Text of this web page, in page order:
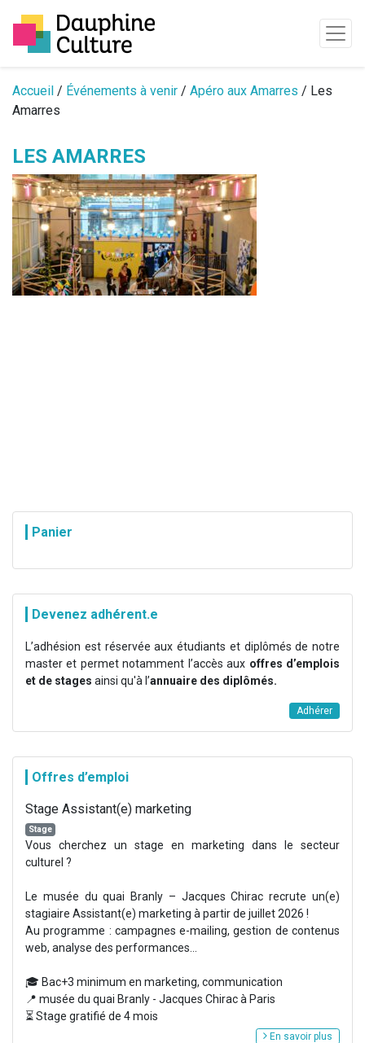
Passer au contenu
Accueil / Événements à venir / Apéro aux Amarres / Les
Amarres
LES AMARRES
Panier
Devenez adhérent.e
L’adhésion est réservée aux étudiants et diplômés de notre
master et permet notamment l’accès aux offres d’emplois
et de stages ainsi qu'à l’annuaire des diplômés.
Adhérer
Offres d’emploi
Stage Assistant(e) marketing
Stage
Vous cherchez un stage en marketing dans le secteur
culturel ?
Le musée du quai Branly – Jacques Chirac recrute un(e)
stagiaire Assistant(e) marketing à partir de juillet 2026 !
Au programme : campagnes e-mailing, gestion de contenus
web, analyse des performances...
🎓 Bac+3 minimum en marketing, communication
📍 musée du quai Branly - Jacques Chirac à Paris
⏳ Stage gratifié de 4 mois
En savoir plus